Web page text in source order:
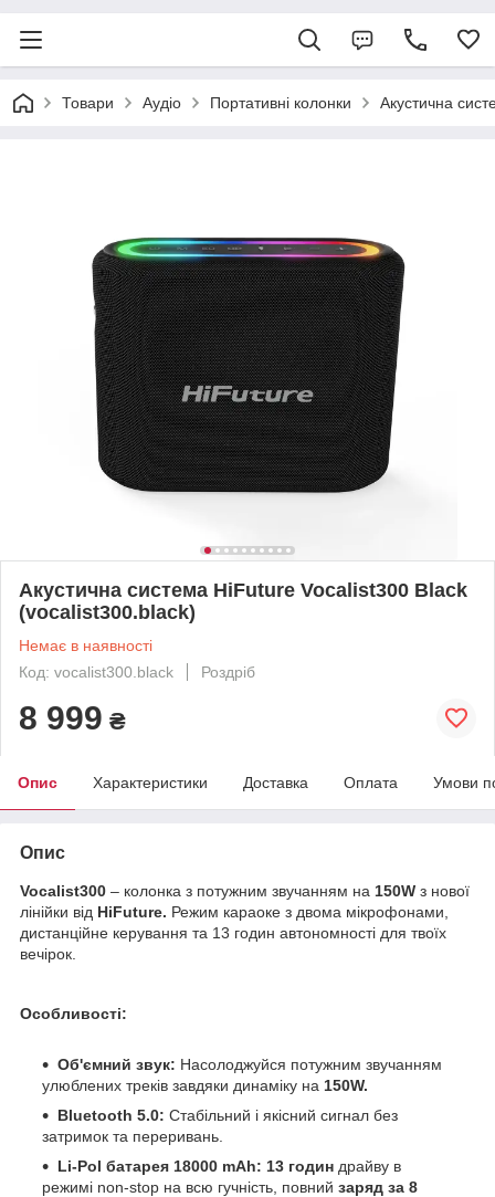
Товари Аудіо Портативні колонки Акустична
Акустична система HiFuture Vocalist300 Black
(vocalist300.black)
Немає в наявності
Код: vocalist300.black
Роздріб
8 999 ₴
Опис Характеристики Доставка Оплата Умови
Опис
Vocalist300 – колонка з потужним звучанням на 150W з нової
лінійки від HiFuture. Режим караоке з двома мікрофонами,
дистанційне керування та 13 годин автономності для твоїх
вечірок.
Особливості:
Об'ємний звук: Насолоджуйся потужним звучанням
улюблених треків завдяки динаміку на 150W.
Bluetooth 5.0: Стабільний і якісний сигнал без
затримок та переривань.
Li-Pol батарея 18000 mAh: 13 годин драйву в
режимі non-stop на всю гучність, повний заряд за 8